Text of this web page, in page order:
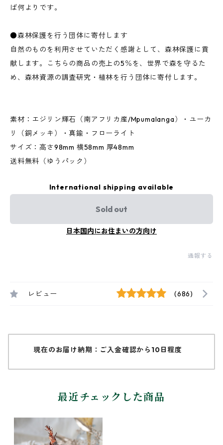
ば何よりです。
●森林保護を行う団体に寄付します
自然のものを利用させていただく感謝として、森林保護に貢
献します。こちらの商品の売上の5％を、世界で森を守るた
め、森林資源の調査研究・植林を行う団体に寄付します。
素材：エジリン輝石（南アフリカ産/Mpumalanga）・ユーカ
リ（銅メッキ）・真鍮・フローライト
サイズ：高さ98mm 横58mm 厚48mm
送料無料（ゆうパック）
International shipping available
Sold out
日本国内にお住まいの方向け
通報する
レビュー (686)
現在のお届け納期：ご入金確認から10日程度
最近チェックした商品